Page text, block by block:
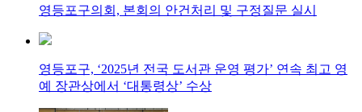
영등포구의회, 본회의 안건처리 및 구정질문 실시
영등포구, ‘2025년 전국 도서관 운영 평가’ 연속 최고 영
예 장관상에서 ‘대통령상’ 수상